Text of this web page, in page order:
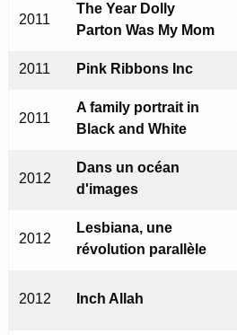
2011
The Year Dolly
Parton Was My Mom
2011 Pink Ribbons Inc
2011
A family portrait in
Black and White
2012
Dans un océan
d'images
2012
Lesbiana, une
révolution parallèle
2012 Inch Allah